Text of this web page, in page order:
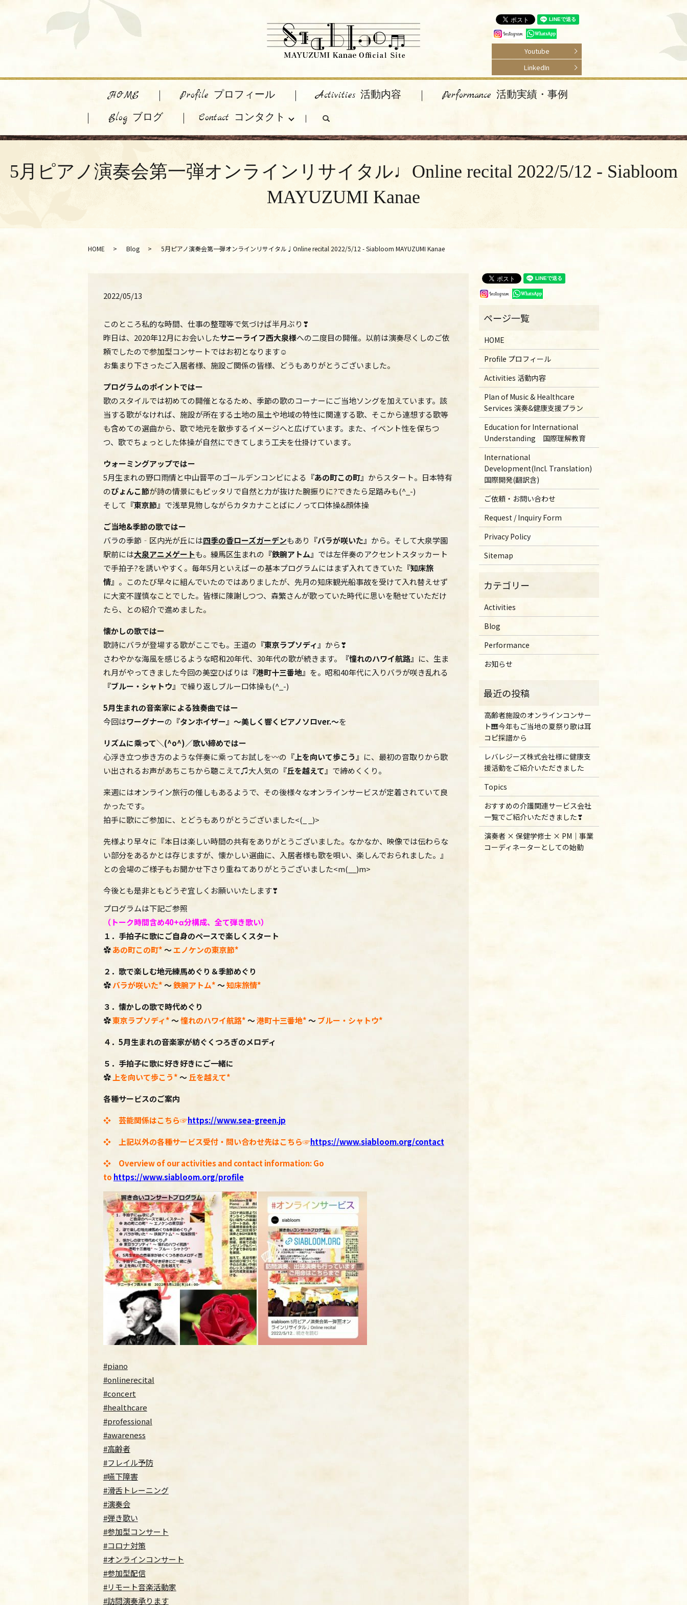
Youtube
LinkedIn
HOME Profile プロフィール Activities 活動内容
Performance 活動実績・事例
Blog ブログ
Contact コンタクト search
5月ピアノ演奏会第一弾オンラインリサイタル♩Online recital 2022/5/12 - Siabloom
MAYUZUMI Kanae
HOME Blog 5月ピアノ演奏会第一弾オンラインリサイタル♩Online recital 2022/5/12 - Siabloom MAYUZUMI Kanae
2022/05/13
このところ私的な時間、仕事の整理等で気づけば半月ぶり❣
昨日は、2020年12月にお会いしたサニーライフ西大泉様への二度目の開催。以前は演奏尽くしのご依
頼でしたので参加型コンサートではお初となります☺
お集まり下さったご入居者様、施設ご関係の皆様、どうもありがとうございました。
プログラムのポイントではー
歌のスタイルでは初めての開催となるため、季節の歌のコーナーにご当地ソングを加えています。該
当する歌がなければ、施設が所在する土地の風土や地域の特性に関連する歌、そこから連想する歌等
も含めての選曲から、歌で地元を散歩するイメージへと広げています。また、イベント性を保ちつ
つ、歌でちょっとした体操が自然にできてしまう工夫を仕掛けています。
ウォーミングアップではー
5月生まれの野口雨情と中山晋平のゴールデンコンビによる 『あの町この町』 からスタート。日本特有
のぴょんこ節が詩の情景にもピッタリで自然と力が抜けた腕振りに?できたら足踏みも(^_-)
そして 『東京節』 で浅草見物しながらカタカナことばにノって口体操&顔体操
ご当地&季節の歌ではー
バラの季節‐区内光が丘には四季の香ローズガーデンもあり 『バラが咲いた』 から。そして大泉学園
駅前には大泉アニメゲートも。練馬区生まれの 『鉄腕アトム』 では左伴奏のアクセントスタッカート
で手拍子?を誘いやすく。毎年5月といえばーの基本プログラムにはまず入れてきていた 『知床旅
情』 。このたび早々に組んでいたのではありましたが、先月の知床観光船事故を受けて入れ替えせず
に大変不謹慎なことでした。皆様に陳謝しつつ、森繁さんが歌っていた時代に思いを馳せていただけ
たら、との紹介で進めました。
懐かしの歌ではー
歌詩にバラが登場する歌がここでも。王道の 『東京ラプソディ』 から❣
さわやかな海風を感じるような昭和20年代、30年代の歌が続きます。
『憧れのハワイ航路』 に、生ま
れ月がやってきました今回の美空ひばりは 『港町十三番地』 を。昭和40年代に入りバラが咲き乱れる
『ブルー・シャトウ』 で繰り返しブルー口体操も(^_-)
5月生まれの音楽家による独奏曲ではー
今回はワーグナーの 『タンホイザー』～美しく響くピアノソロver.～を
リズムに乘って＼(^o^)／歌い締めではー
心浮き立つ歩き方のような伴奏に乘ってお試しを〰の 『上を向いて歩こう』 に、最初の音取りから歌
い出されるお声があちこちから聴こえて♫大人気の 『丘を越えて』 で締めくくり。
来週にはオンライン旅行の催しもあるようで、その後様々なオンラインサービスが定着されていて良
かったです。
拍手に歌にご参加に、とどうもありがとうございました<(_ _)>
先様より早々に『本日は楽しい時間の共有をありがとうございました。なかなか、映像では伝わらな
い部分をあるかとは存じますが、懐かしい選曲に、入居者様も歌を唄い、楽しんでおられました。』
との会場のご様子もお聞かせ下さり重ねてありがとうございました<m(__)m>
今後とも是非ともどうぞ宜しくお願いいたします❣
プログラムは下記ご参照
（トーク時間含め40+α分構成、 全て弾き歌い）
１． 手拍子に歌にご自身のペースで楽しくスタート
✿あの町この町*～エノケンの東京節*
２．歌で楽しむ地元練馬めぐり＆季節めぐり
✿バラが咲いた*～鉄腕アトム*～知床旅情*
３．懐かしの歌で時代めぐり
✿東京ラプソディ*～憧れのハワイ航路*～港町十三番地*～ブルー・シャトウ*
４．5月生まれの音楽家が紡ぐくつろぎのメロディ
５．手拍子に歌に好き好きにご一緒に
✿ 上を向いて歩こう*～ 丘を越えて*
各種サービスのご案内
❖ 芸能関係はこちら☞https://www.sea-green.jp
❖ 上記以外の各種サービス受付・問い合わせ先はこちら☞https://www.siabloom.org/contact
❖ Overview of our activities and contact information: Go
to https://www.siabloom.org/profile
#piano
#onlinerecital
#concert
#healthcare
#professional
#awareness
#高齢者
#フレイル予防
#嚥下障害
#滑舌トレーニング
#演奏会
#弾き歌い
#参加型コンサート
#コロナ対策
#オンラインコンサート
#参加型配信
#リモート音楽活動家
#訪問演奏承ります
HOME
Profile プロフィール
Activities 活動内容
Plan of Music & Healthcare
Services 演奏&健康支援プラン
Education for International
Understanding 国際理解教育
International
Development(Incl. Translation)
国際開発(翻訳含)
ご依頼・お問い合わせ
Request / Inquiry Form
Privacy Policy
Sitemap
Activities
Blog
Performance
お知らせ
高齢者施設のオンラインコンサー
ト🎹今年もご当地の夏祭り歌は耳
コピ採譜から
レバレジーズ株式会社様に健康支
援活動をご紹介いただきました
Topics
おすすめの介護関連サービス会社
一覧でご紹介いただきました❣
演奏者 × 保健学修士 × PM｜事業
コーディネーターとしての始動